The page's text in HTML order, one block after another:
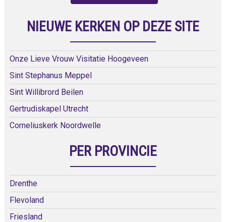
NIEUWE KERKEN OP DEZE SITE
Onze Lieve Vrouw Visitatie Hoogeveen
Sint Stephanus Meppel
Sint Willibrord Beilen
Gertrudiskapel Utrecht
Corneliuskerk Noordwelle
PER PROVINCIE
Drenthe
Flevoland
Friesland